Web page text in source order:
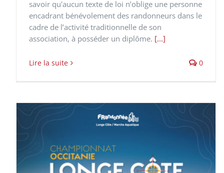
savoir qu'aucun texte de loi n’oblige une personne
encadrant bénévolement des randonneurs dans le
cadre de l’activité traditionnelle de son
association, à posséder un diplôme. [...]
Lire la suite 0